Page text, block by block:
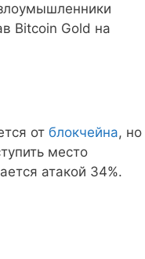
Bitcoin Gold на
от блокчейна, но
место
атакой 34%.